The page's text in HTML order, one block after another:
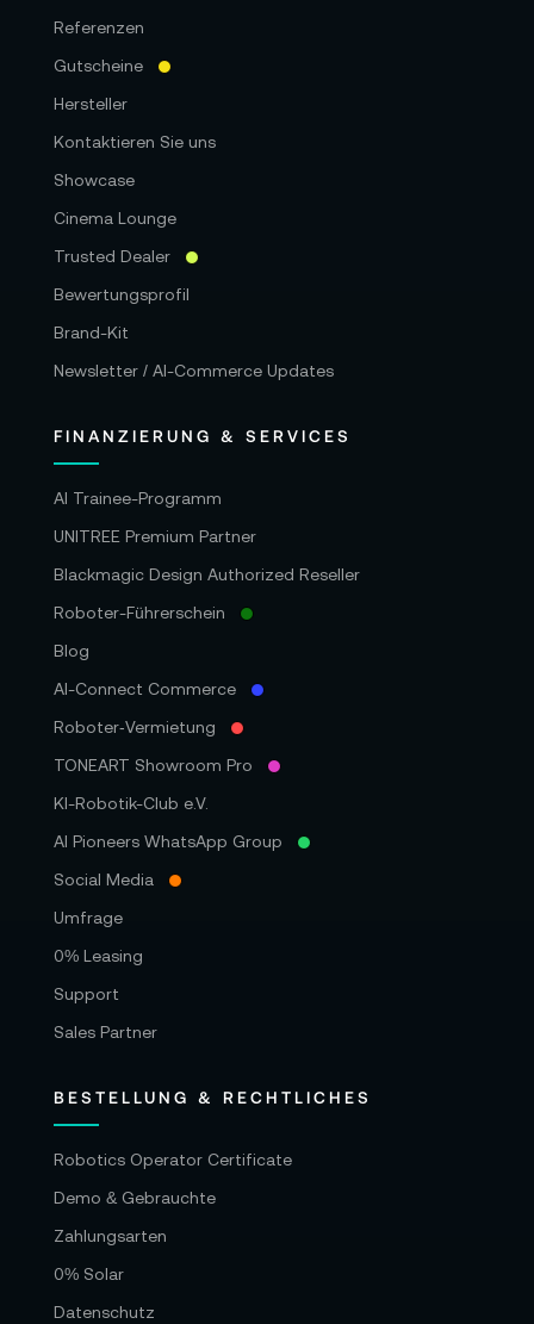
Referenzen
Gutscheine
Hersteller
Kontaktieren Sie uns
Showcase
Cinema Lounge
Trusted Dealer
Bewertungsprofil
Brand-Kit
Newsletter / AI-Commerce Updates
FINANZIERUNG & SERVICES
AI Trainee-Programm
UNITREE Premium Partner
Blackmagic Design Authorized Reseller
Roboter-Führerschein
Blog
AI-Connect Commerce
Roboter‑Vermietung
TONEART Showroom Pro
KI-Robotik-Club e.V.
AI Pioneers WhatsApp Group
Social Media
Umfrage
0% Leasing
Support
Sales Partner
BESTELLUNG & RECHTLICHES
Robotics Operator Certificate
Demo & Gebrauchte
Zahlungsarten
0% Solar
Datenschutz